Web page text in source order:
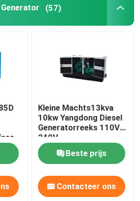
Generator
(57)
Kleine Machts13kva
10kw Yangdong Diesel
Generatorreeks 110V
240V
Beste prijs
Contacteer ons